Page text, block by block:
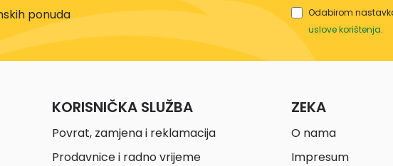
ponuda Odabirom
uslove korištenja.
KORISNIČKA SLUŽBA
Povrat, zamjena i reklamacija
Prodavnice i radno vrijeme
ZEKA
O nama
Impresum